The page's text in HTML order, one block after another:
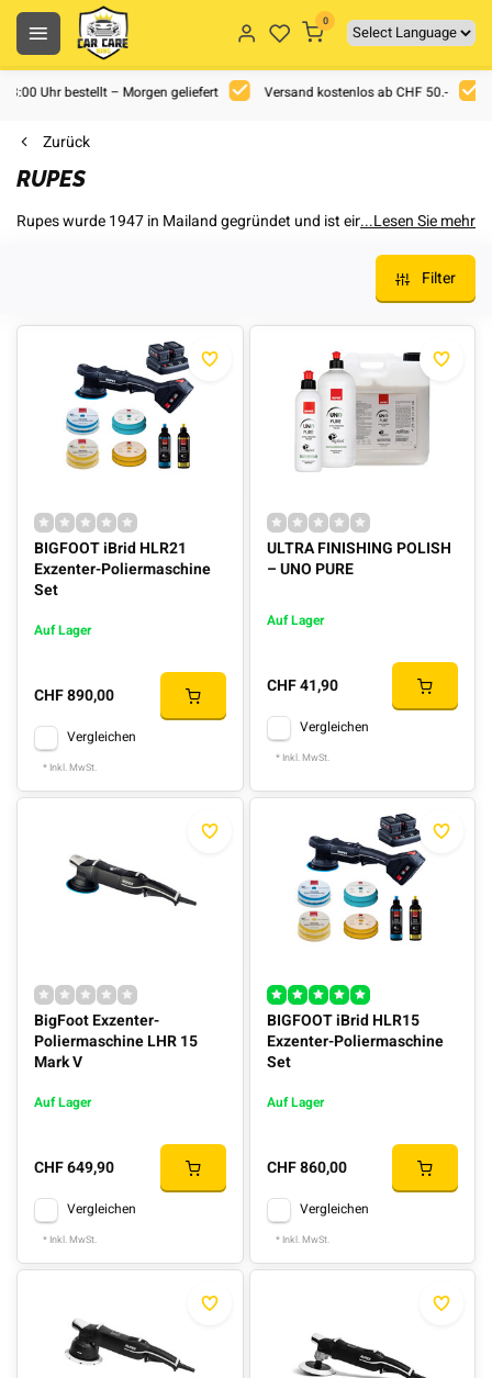
0
Uhr bestellt – Morgen geliefert Versand kostenlos ab CHF 50.-
Zurück
RUPES
Rupes wurde 1947 in Mailand gegründet und ist ein italienisches
Unternehmen stets für Produkteinnovationen sowie eine
erstklassige Produktqualität engagiert. Rupes ist heute ein
führender Hersteller von Exzenter-Poliermaschinen und deren
Zubehörartikeln. Während der letzten Jahre hat Rupes eine Vielzahl
an Patenten und Lösungen zur Arbeitserleichterung und
Produktivitätssteigerung entwickelt.
...Lesen Sie mehr
Filter
BIGFOOT iBrid HLR21
Exzenter-Poliermaschine
Set
Auf Lager
CHF 890,00
Vergleichen
* Inkl. MwSt.
ULTRA FINISHING POLISH
– UNO PURE
Auf Lager
CHF 41,90
Vergleichen
* Inkl. MwSt.
BigFoot Exzenter-
Poliermaschine LHR 15
Mark V
Auf Lager
CHF 649,90
Vergleichen
* Inkl. MwSt.
BIGFOOT iBrid HLR15
Exzenter-Poliermaschine
Set
Auf Lager
CHF 860,00
Vergleichen
* Inkl. MwSt.